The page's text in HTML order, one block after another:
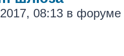
08:13 в форуме